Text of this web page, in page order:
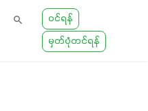
ဝင်ရန်
မှတ်ပုံတင်ရန်